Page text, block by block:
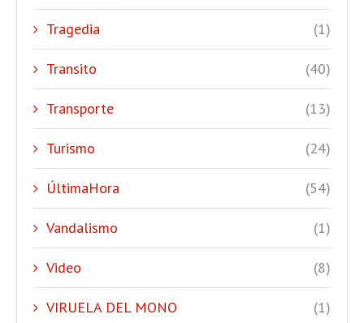
Tragedia (1)
Transito (40)
Transporte (13)
Turismo (24)
ÚltimaHora (54)
Vandalismo (1)
Video (8)
VIRUELA DEL MONO (1)